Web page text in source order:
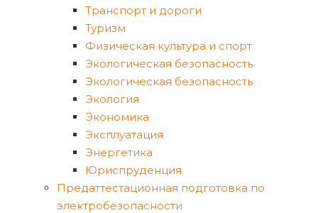
Транспорт и дороги
Туризм
Физическая культура и спорт
Экологическая безопасность
Экологическая безопасность
Экология
Экономика
Эксплуатация
Энергетика
Юриспруденция
Предаттестационная подготовка по
электробезопасности